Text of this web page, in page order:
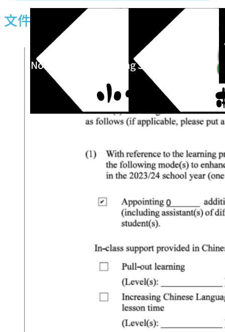
文件連結
For Non-Chinese Speaking Students (NCS)